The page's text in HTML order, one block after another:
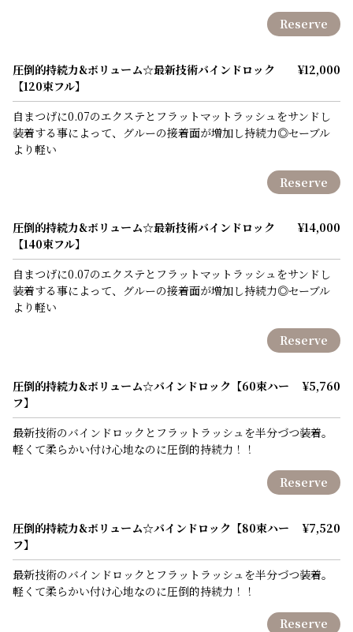
Reserve
圧倒的持続力&ボリューム☆最新技術バインドロック
【120束フル】
¥12,000
自まつげに0.07のエクステとフラットマットラッシュをサンドし
装着する事によって、グルーの接着面が増加し持続力◎セーブル
より軽い
Reserve
圧倒的持続力&ボリューム☆最新技術バインドロック
【140束フル】
¥14,000
自まつげに0.07のエクステとフラットマットラッシュをサンドし
装着する事によって、グルーの接着面が増加し持続力◎セーブル
より軽い
Reserve
圧倒的持続力&ボリューム☆バインドロック【60束ハー
フ】
¥5,760
最新技術のバインドロックとフラットラッシュを半分づつ装着。
軽くて柔らかい付け心地なのに圧倒的持続力！！
Reserve
圧倒的持続力&ボリューム☆バインドロック【80束ハー
フ】
¥7,520
最新技術のバインドロックとフラットラッシュを半分づつ装着。
軽くて柔らかい付け心地なのに圧倒的持続力！！
Reserve